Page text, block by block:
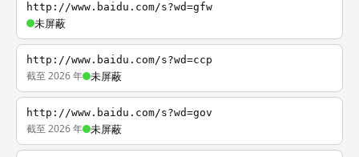
http://www.baidu.com/s?wd=gfw
未屏蔽
http://www.baidu.com/s?wd=ccp
截至 2026 年 未屏蔽
http://www.baidu.com/s?wd=gov
截至 2026 年 未屏蔽